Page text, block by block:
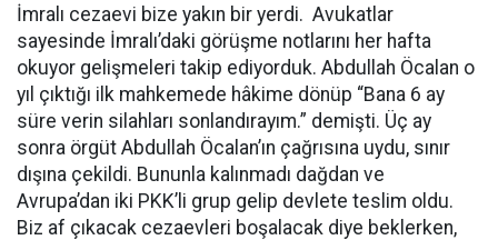
İmralı cezaevi bize yakın bir yerdi. Avukatlar
sayesinde İmralı’daki görüşme notlarını her hafta
okuyor gelişmeleri takip ediyorduk. Abdullah Öcalan o
yıl çıktığı ilk mahkemede hâkime dönüp “Bana 6 ay
süre verin silahları sonlandırayım.” demişti. Üç ay
sonra örgüt Abdullah Öcalan’ın çağrısına uydu, sınır
dışına çekildi. Bununla kalınmadı dağdan ve
Avrupa’dan iki PKK’li grup gelip devlete teslim oldu.
Biz af çıkacak cezaevleri boşalacak diye beklerken,